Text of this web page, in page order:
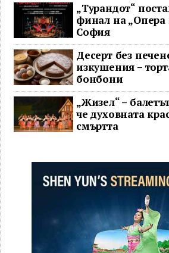
„Турандот“
финал на
София
Десерт без
изкушения –
бонбони
„Жизел“ –
че духовната
смъртта